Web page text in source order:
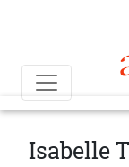
Aller au
Isabelle